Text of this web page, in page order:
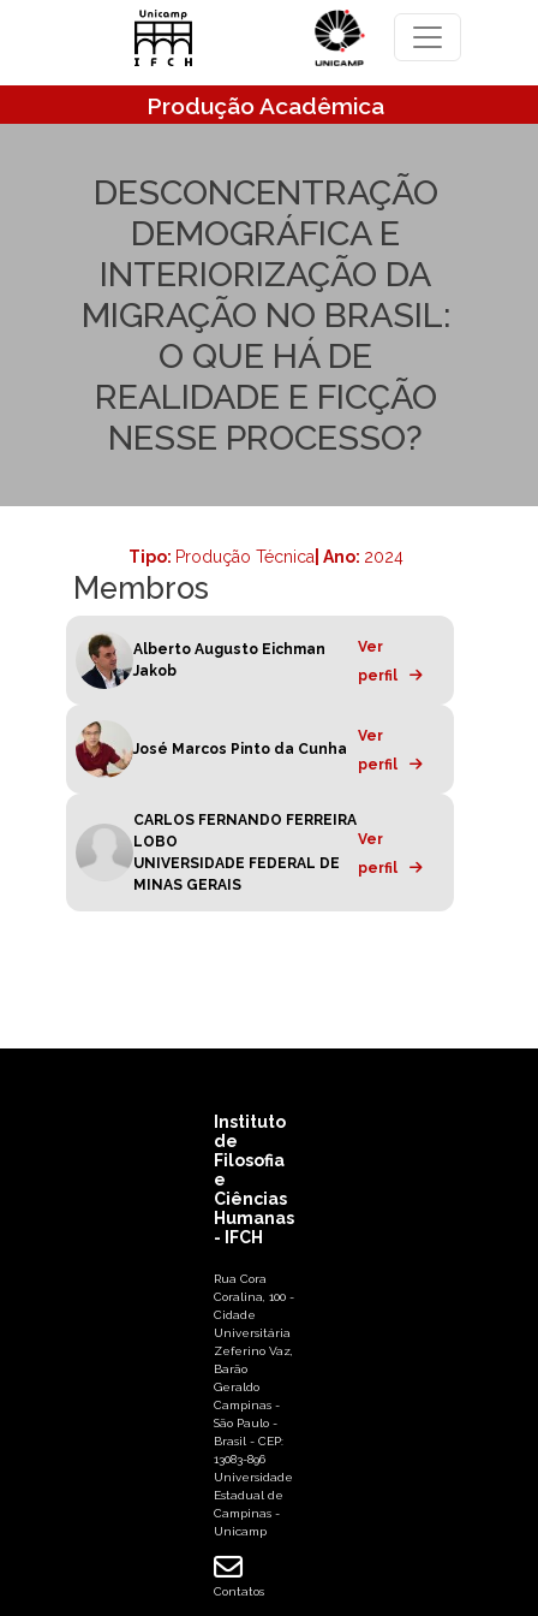
Pular para o conteúdo principal
Produção Acadêmica
DESCONCENTRAÇÃO
DEMOGRÁFICA E
INTERIORIZAÇÃO DA
MIGRAÇÃO NO BRASIL:
O QUE HÁ DE
REALIDADE E FICÇÃO
NESSE PROCESSO?
Tipo: Produção Técnica | Ano: 2024
Membros
Alberto Augusto Eichman
Jakob
Ver
perfil
José Marcos Pinto da Cunha
Ver
perfil
CARLOS FERNANDO FERREIRA
LOBO
UNIVERSIDADE FEDERAL DE
MINAS GERAIS
Ver
perfil
Instituto
de
Filosofia
e
Ciências
Humanas
- IFCH
Rua Cora
Coralina, 100 -
Cidade
Universitária
Zeferino Vaz,
Barão
Geraldo
Campinas -
São Paulo -
Brasil - CEP:
13083-896
Universidade
Estadual de
Campinas -
Unicamp
Contatos